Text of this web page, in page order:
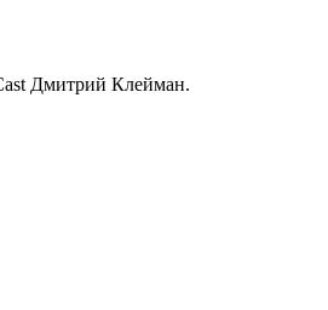
Дмитрий Клейман.